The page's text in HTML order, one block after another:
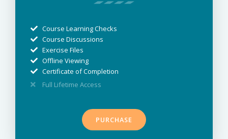
Course Learning Checks
Course Discussions
Exercise Files
Offline Viewing
Certificate of Completion
Full Lifetime Access
PURCHASE